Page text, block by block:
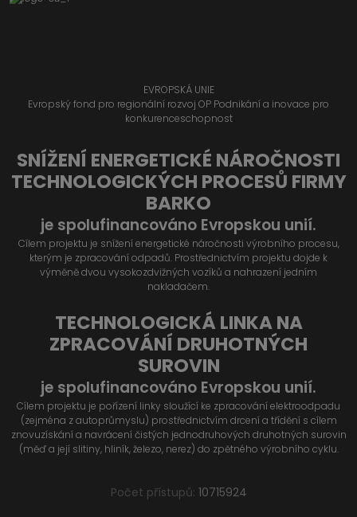
EVROPSKÁ UNIE
Evropský fond pro regionální rozvoj OP Podnikání a inovace pro
konkurenceschopnost
SNÍŽENÍ ENERGETICKÉ NÁROČNOSTI
TECHNOLOGICKÝCH PROCESŮ FIRMY
BARKO
je spolufinancováno Evropskou unií.
Cílem projektu je snížení energetické náročnosti výrobního procesu,
kterým je zpracování odpadů. Prostřednictvím projektu dojde k
výměně dvou vysokozdvižných vozíků a nahrazení jedním
nakladačem.
TECHNOLOGICKÁ LINKA NA
ZPRACOVÁNÍ DRUHOTNÝCH
SUROVIN
je spolufinancováno Evropskou unií.
Cílem projektu je pořízení linky sloužící ke zpracování elektroodpadu
(zejména z autoprůmyslu) prostřednictvím drcení a třídění s cílem
znovuzískání a navrácení čistých jednodruhových druhotných surovin
(měď a její slitiny, hliník, železo, nerez) do zpětného výrobního cyklu.
Počet přístupů: 10715924